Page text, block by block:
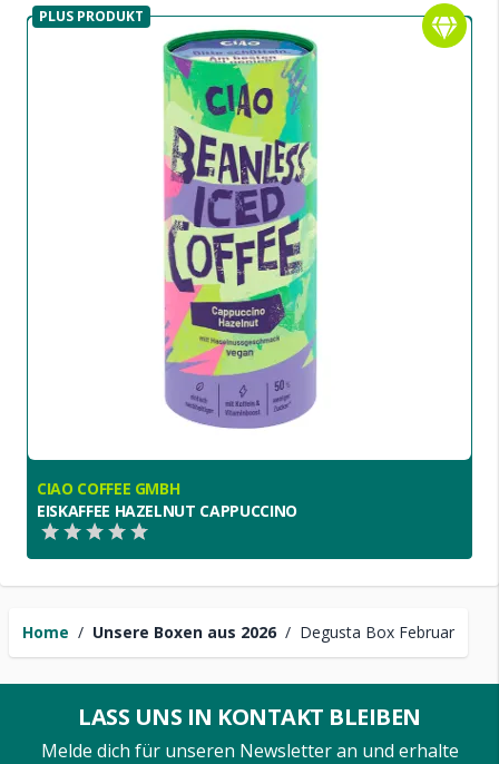
Home / Unsere Boxen aus 2026 / Degusta Box Februar
CIAO COFFEE GMBH
EISKAFFEE HAZELNUT CAPPUCCINO
PLUS PRODUKT
LASS UNS IN KONTAKT BLEIBEN
Melde dich für unseren Newsletter an und erhalte